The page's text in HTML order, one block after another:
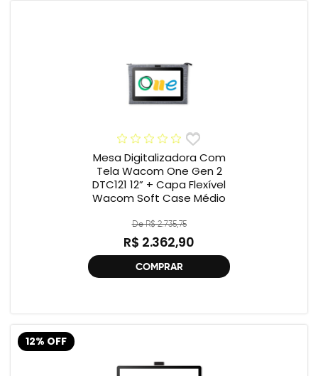
Mesa Digitalizadora Com
Tela Wacom One Gen 2
DTC121 12” + Capa Flexível
Wacom Soft Case Médio
De R$ 2.735,75
R$ 2.362,90
COMPRAR
12% OFF